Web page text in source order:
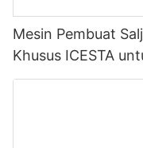
Mesin Pembuat
Khusus ICESTA